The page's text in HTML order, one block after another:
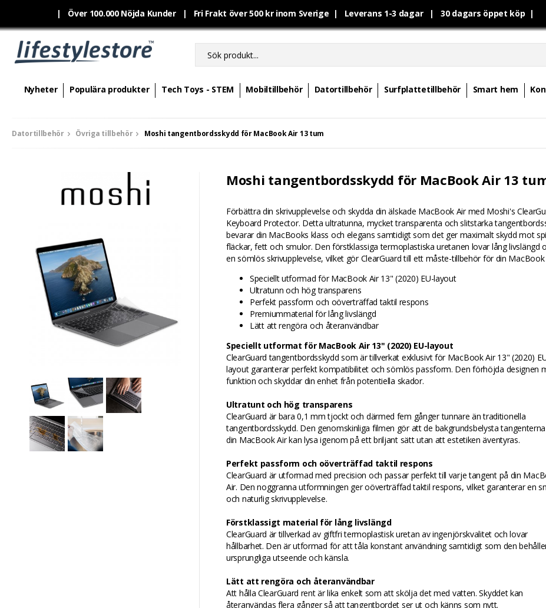
| Över 100.000 Nöjda Kunder | Fri Frakt över 500 kr inom Sverige | Leverans 1-3 dagar | 30 dagars öppet köp |
Nyheter Populära produkter Tech Toys - STEM Mobiltillbehör Datortillbehör Surfplattetillbehör Smart hem
Datortillbehör Övriga tillbehör Moshi tangentbordsskydd för MacBook Air 13 tum
Moshi tangentbordsskydd för MacBook Air 13
Förbättra din skrivupplevelse och skydda din älskade MacBook Air med Moshi's
Keyboard Protector. Detta ultratunna, mycket transparenta och slitstarka
bevarar din MacBooks klass och elegans samtidigt som det ger maximalt skydd mot
fläckar, fett och smulor. Den förstklassiga termoplastiska uretanen lovar lång livslängd
en sömlös skrivupplevelse, vilket gör ClearGuard till ett måste-tillbehör för din MacBook
Speciellt utformad för MacBook Air 13" (2020) EU-layout
Ultratunn och hög transparens
Perfekt passform och oöverträffad taktil respons
Premiummaterial för lång livslängd
Lätt att rengöra och återanvändbar
Speciellt utformat för MacBook Air 13" (2020) EU-layout
ClearGuard tangentbordsskydd som är tillverkat exklusivt för MacBook Air 13" (2020)
layout garanterar perfekt kompatibilitet och sömlös passform. Den förhöjda designen
funktion och skyddar din enhet från potentiella skador.
Ultratunt och hög transparens
ClearGuard är bara 0,1 mm tjockt och därmed fem gånger tunnare än traditionella
tangentbordsskydd. Den genomskinliga filmen gör att de bakgrundsbelysta
din MacBook Air kan lysa igenom på ett briljant sätt utan att estetiken äventyras.
Perfekt passform och oöverträffad taktil respons
ClearGuard är utformad med precision och passar perfekt till varje tangent på din
Air. Den noggranna utformningen ger oöverträffad taktil respons, vilket garanterar en
och naturlig skrivupplevelse.
Förstklassigt material för lång livslängd
ClearGuard är tillverkad av giftfri termoplastisk uretan av ingenjörskvalitet och lovar
hållbarhet. Den är utformad för att tåla konstant användning samtidigt som den
ursprungliga utseende och känsla.
Lätt att rengöra och återanvändbar
Att hålla ClearGuard rent är lika enkelt som att skölja det med vatten. Skyddet kan
återanvändas flera gånger så att tangentbordet ser ut och känns som nytt.